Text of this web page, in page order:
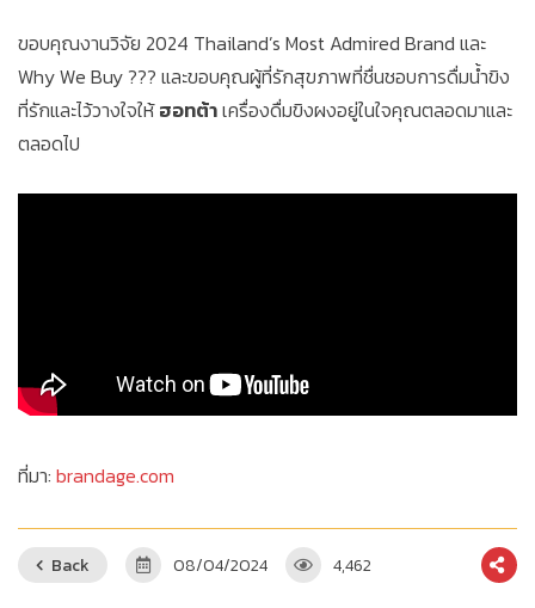
ขอบคุณงานวิจัย 2024 Thailand’s Most Admired Brand และ
Why We Buy ??? และขอบคุณผู้ที่รักสุขภาพที่ชื่นชอบการดื่มน้ำขิง
ที่รักและไว้วางใจให้ฮอทต้าเครื่องดื่มขิงผงอยู่ในใจคุณตลอดมาและ
ตลอดไป
ที่มา: brandage.com
Back 08/04/2024 4,462